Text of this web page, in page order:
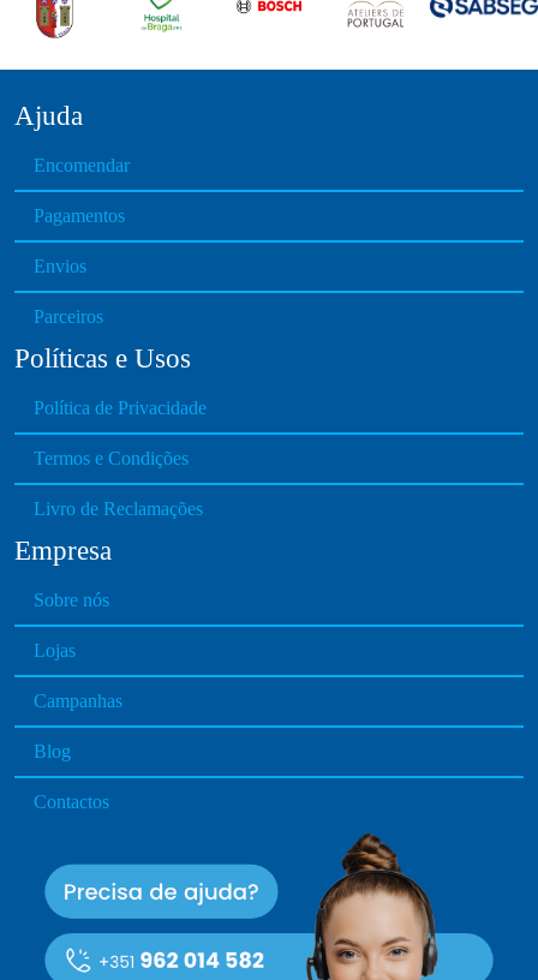
Ajuda
Encomendar
Pagamentos
Envios
Parceiros
Políticas e Usos
Política de Privacidade
Termos e Condições
Livro de Reclamações
Empresa
Sobre nós
Lojas
Campanhas
Blog
Contactos